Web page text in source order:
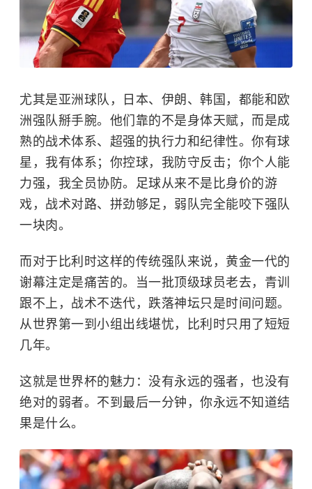
尤其是亚洲球队，日本、伊朗、韩国，都能和欧
洲强队掰手腕。他们靠的不是身体天赋，而是成
熟的战术体系、超强的执行力和纪律性。你有球
星，我有体系；你控球，我防守反击；你个人能
力强，我全员协防。足球从来不是比身价的游
戏，战术对路、拼劲够足，弱队完全能咬下强队
一块肉。
而对于比利时这样的传统强队来说，黄金一代的
谢幕注定是痛苦的。当一批顶级球员老去，青训
跟不上，战术不迭代，跌落神坛只是时间问题。
从世界第一到小组出线堪忧，比利时只用了短短
几年。
这就是世界杯的魅力：没有永远的强者，也没有
绝对的弱者。不到最后一分钟，你永远不知道结
果是什么。